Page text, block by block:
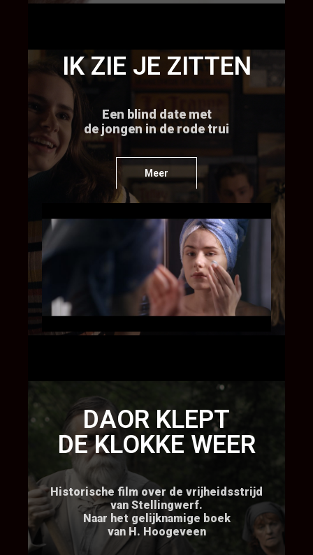
IK ZIE JE ZITTEN
Een blind date met
de jongen in de rode trui
Meer
DAOR KLEPT
DE KLOKKE WEER
Historische film over de vrijheidsstrijd
van Stellingwerf.
Naar het gelijknamige boek
van H. Hoogeveen